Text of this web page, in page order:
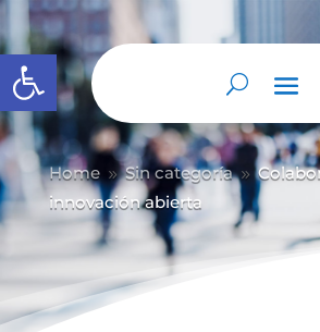
Abrir barra de herramientas
Home 9 Sin categoría 9
innovación abierta